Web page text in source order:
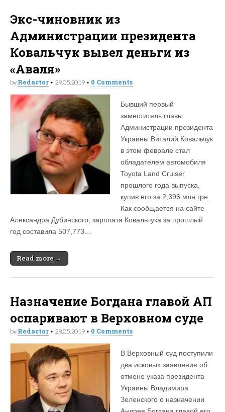
Экс-чиновник из
Администрации президента
Ковальчук вывел деньги из
«Аваля»
by Redactor• 29.05.2019 • 0 Comments
Бывший первый
заместитель главы
Администрации президента
Украины Виталий Ковальчук
в этом феврале стал
обладателем автомобиля
Toyota Land Cruiser
прошлого года выпуска,
купив его за 2,396 млн грн.
Как сообщается на сайте
Александра Дубинского, зарплата Ковальчука за прошлый
год составила 507,773…
Read more →
Назначение Богдана главой АП
оспаривают в Верховном суде
by Redactor• 28.05.2019 • 0 Comments
В Верховный суд поступили
два исковых заявления об
отмене указа президента
Украины Владимира
Зеленского о назначении